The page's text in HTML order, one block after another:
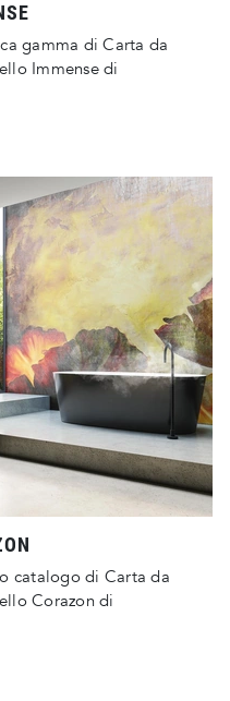
gamma di Carta da
Immense di
catalogo di Carta da
Corazon di